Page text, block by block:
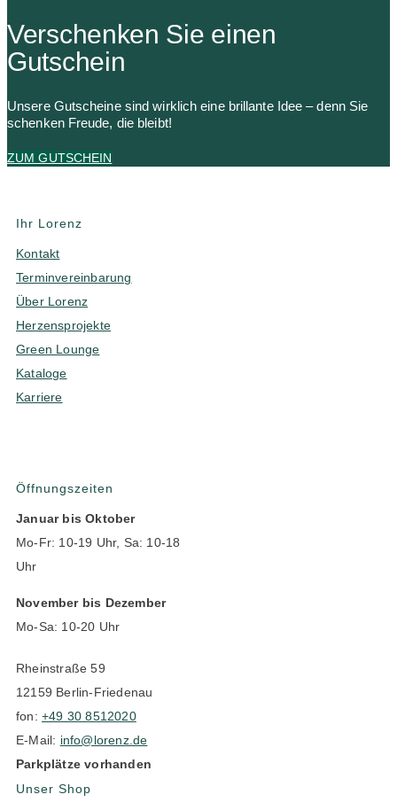
Verschenken Sie einen
Gutschein
Unsere Gutscheine sind wirklich eine brillante Idee – denn Sie
schenken Freude, die bleibt!
ZUM GUTSCHEIN
Ihr Lorenz
Kontakt
Terminvereinbarung
Über Lorenz
Herzensprojekte
Green Lounge
Kataloge
Karriere
Öffnungszeiten
Januar bis Oktober
Mo-Fr: 10-19 Uhr, Sa: 10-18
Uhr
November bis Dezember
Mo-Sa: 10-20 Uhr
Rheinstraße 59
12159 Berlin-Friedenau
fon: +49 30 8512020
E-Mail: info@lorenz.de
Parkplätze vorhanden
Unser Shop